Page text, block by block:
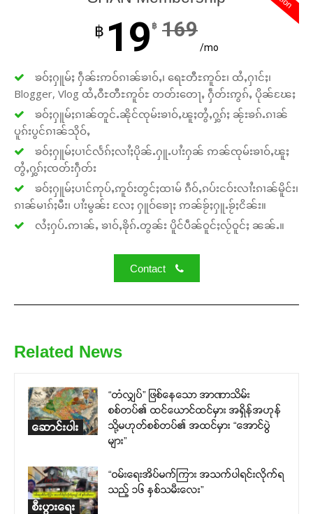
฿ 19 ฿ 169
/mo
ၶဝ်ႈႁူမ်ႈ ႁဵၼ်းဢဝ်ၵၢၼ်ၶၢဝ်ႇ၊ ရေႊတီႊဢူဝ်ႊ၊ ထႆႇႁၢင်ႈ၊
Blogger, Vlog ထႆႇဝီႊတီႊဢူဝ်ႊ တတ်းတေႃႇ ႁဵတ်းဢွၵ်ႇ ပိုၼ်ၽႄႈ
ၶဝ်ႈႁူမ်ႈၵၢၼ်တူင်ႉၼိုင်ၸုမ်းၶၢဝ်ႇၽူႈတွႆႇႁွၵ်ႈ ၼႂ်းၶၵ်ႉၵၢၼ်
ပူၵ်းပွင်ၵၢၼ်သိုဝ်ႇ
ၶဝ်ႈႁူမ်ႈပၢင်လႅၵ်ႈလၢႆႈပိုၼ်ႉႁူႉပၢႆးႁၼ် ဢၼ်ၸုမ်းၶၢဝ်ႇၽူႈ
တွႆႇႁွၵ်ႈၸတ်းႁဵတ်း
ၶဝ်ႈႁူမ်ႈပၢင်ဢုပ်ႇဢူဝ်းတွင်ႈထၢမ် ၵဵဝ်ႇၵပ်းငဝ်းလၢႆးၵၢၼ်မိူင်း၊
ၵၢၼ်မၢၵ်ႈမီး၊ ပၢႆးမွၼ်း လႄႈ ႁူဝ်ၶေႃႈ ဢၼ်ၶႂ်ႈႁူႉၶႂ်ႈငိၼ်း။
လႆႈႁပ်ႉဢၢၼ်ႇ ၶၢဝ်ႇၶိုၵ်ႉတွၼ်း ပိူင်ပဵၼ်ဝူင်ႈလႂ်ဝူင်ႈ ၼၼ်ႉ။
Contact
Related News
ဆောင်းပါး
“တံလျှပ်” ဖြစ်နေသော အာဏာသိမ်း
စစ်တပ်၏ ထင်ယောင်ထင်မှား အရှိန်အဟုန်
သို့မဟုတ်စစ်တပ်၏ အထင်မှား “အောင်ပွဲ
များ”
စီးပွားရေး
“ဝမ်းရေးအိပ်မက်ကြား အသက်ပါရင်းလိုက်ရ
သည့် ၁၆ နှစ်သမီးလေး”